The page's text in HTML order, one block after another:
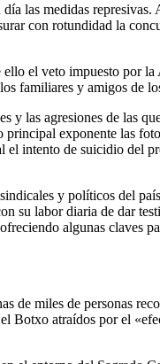
las medidas
con rotundidad la
el veto impuesto por
familiares y amigos de
y las agresiones de las
exponente las
el intento de suicidio del
y políticos del
su labor diaria de dar
algunas claves
de miles de personas
Botxo atraídos por el